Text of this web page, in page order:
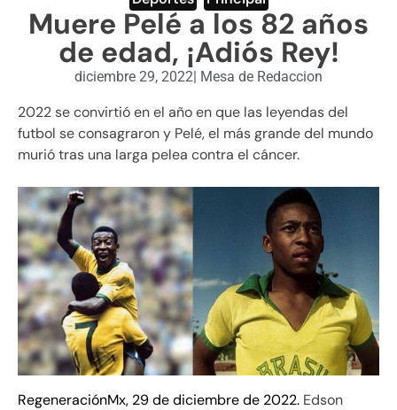
VIDEOS
Muere Pelé a los 82 años
de edad, ¡Adiós Rey!
diciembre 29, 2022| Mesa de Redaccion
2022 se convirtió en el año en que las leyendas del
futbol se consagraron y Pelé, el más grande del mundo
murió tras una larga pelea contra el cáncer.
RegeneraciónMx, 29 de diciembre de 2022. Edson